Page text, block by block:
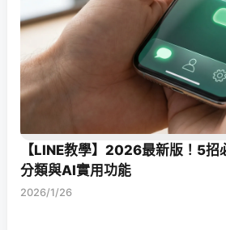
【LINE教學】2026最新版！5
分類與AI實用功能
2026/1/26